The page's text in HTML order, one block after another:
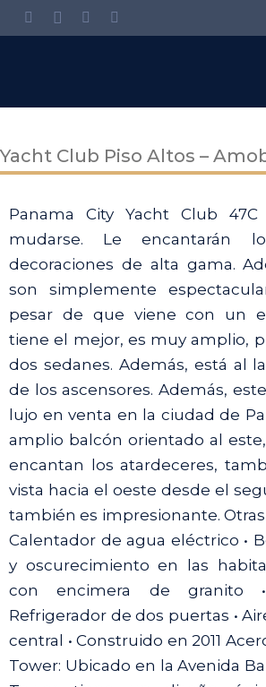
Yacht Club Piso Altos –
Panama City Yacht Club
mudarse. Le encantarán
decoraciones de alta gama.
son simplemente
pesar de que viene con un
tiene el mejor, es muy amplio,
dos sedanes. Además, está al
de los ascensores. Además,
lujo en venta en la ciudad de
amplio balcón orientado al
encantan los atardeceres,
vista hacia el oeste desde el
también es impresionante. Otras
Calentador de agua eléctrico •
y oscurecimiento en las
con encimera de granito •
Refrigerador de dos puertas •
central • Construido en 2011
Tower: Ubicado en la Avenida